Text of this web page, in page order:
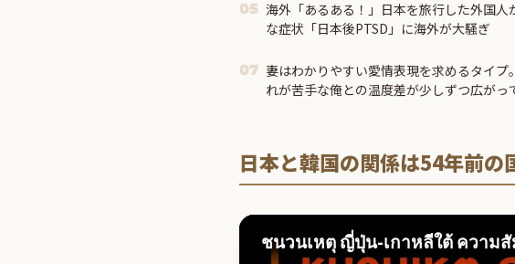
05 海外「あるある！」日本を旅行した外国人
な症状「日本後PTSD」に海外が大騒ぎ
07 妻はわかりやすい愛情表現を求めるタイプ
れが苦手な俺との温度差が少しずつ広が
日本と韓国の関係は54年前の
ชนวนเหตุ ญี่ปุ่น-เกาหลีใต้ ความ